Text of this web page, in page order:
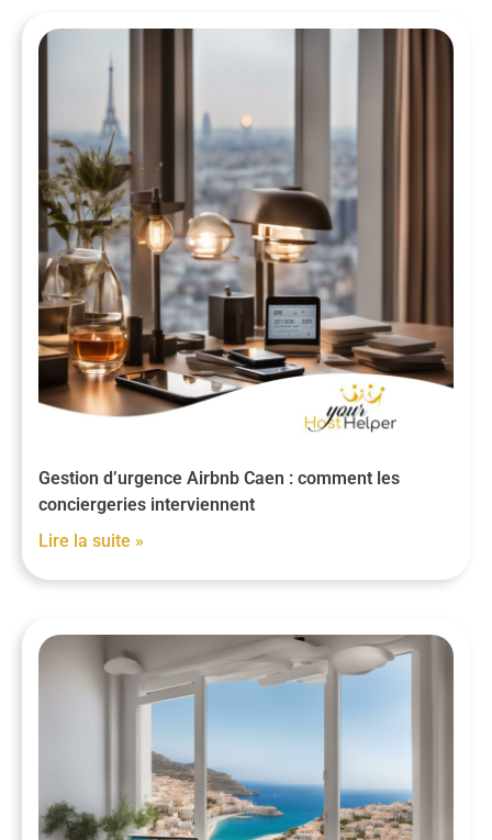
Gestion d’urgence Airbnb Caen : comment les
conciergeries interviennent
Lire la suite »